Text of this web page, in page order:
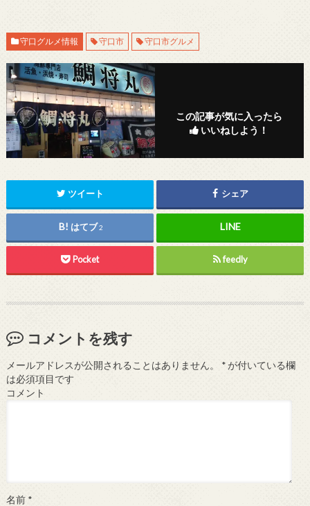
守口グルメ情報 守口市 守口市グルメ
この記事が気に入ったら
いいねしよう！
ツイート シェア
はてブ2
Pocket feedly
コメントを残す
メールアドレスが公開されることはありません。 *が付いている欄
は必須項目です
コメント
名前 *